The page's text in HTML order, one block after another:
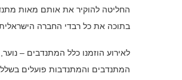
החליטה להוקיר את אותם מאות
בתוכה את כל רבדי החברה
לאירוע הוזמנו כלל המתנדבים –
המתנדבים והמתנדבות פועלים